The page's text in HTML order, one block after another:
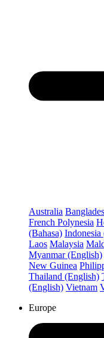
Australia
French Polynesia
(Bahasa)
Laos Malaysia
Myanmar (English)
New Guinea
Thailand (English)
(English) Vietnam
Europe